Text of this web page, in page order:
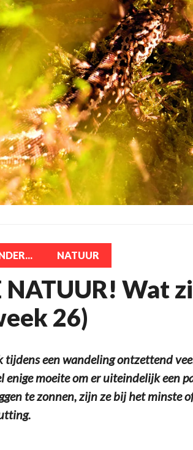
NATUUR
NATUUR! Wat
26)
een wandeling ontzettend
enige moeite om er uiteindelijk een
te zonnen, zijn ze bij het minste